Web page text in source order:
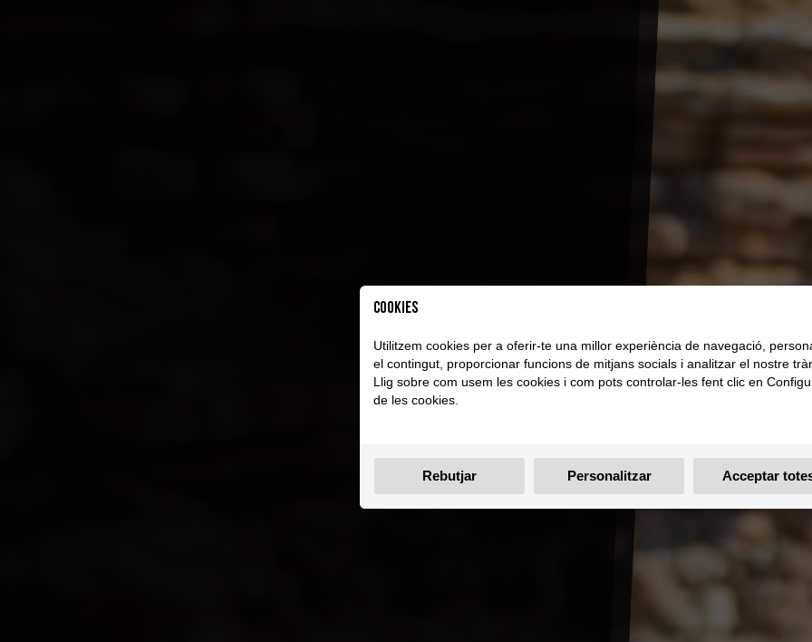
Cookies
Utilitzem cookies per a oferir-te una millor experiència de navegació,
el contingut, proporcionar funcions de mitjans socials i analitzar el nostre
Llig sobre com usem les cookies i com pots controlar-les fent clic en
de les cookies.
Rebutjar Personalitzar Acceptar